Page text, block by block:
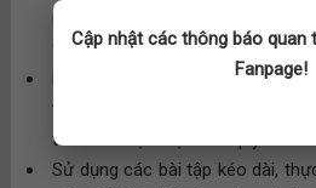
nhân hoặc lấy thông tin từ bác
trị và tiên lượng thời gian phục
Hướng dẫn người bệnh điều trị
trị liệu, điện trị liệu, laser trị
toàn khi thực hiện các quy trình.
Sử dụng các bài tập kéo dài,
Cập nhật các thông báo quan
Fanpage!